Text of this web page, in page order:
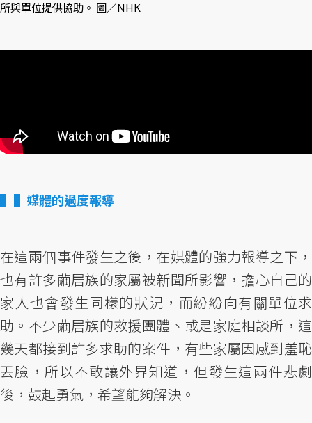
所與單位提供協助。 圖／NHK
▌媒體的過度報導
在這兩個事件發生之後，在媒體的強力報導之下，
也有許多繭居族的家屬被新聞所影響，擔心自己的
家人也會發生同樣的狀況，而紛紛向有關單位求
助。不少繭居族的救援團體、或是家庭相談所，這
幾天都接到許多求助的案件，有些家屬因感到羞恥
丟臉，所以不敢讓外界知道，但發生這兩件悲劇
後，鼓起勇氣，希望能夠解決。